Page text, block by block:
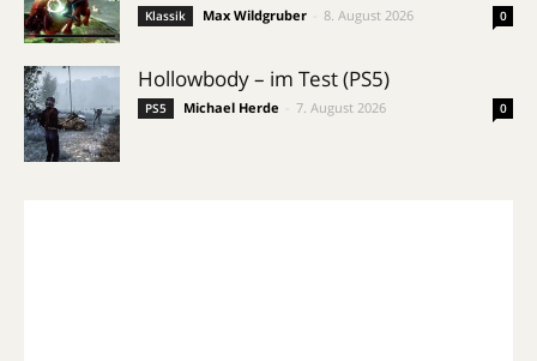
Klassik Max Wildgruber 8. August 2026 0
Hollowbody – im Test (PS5)
PS5 Michael Herde 7. August 2026 0